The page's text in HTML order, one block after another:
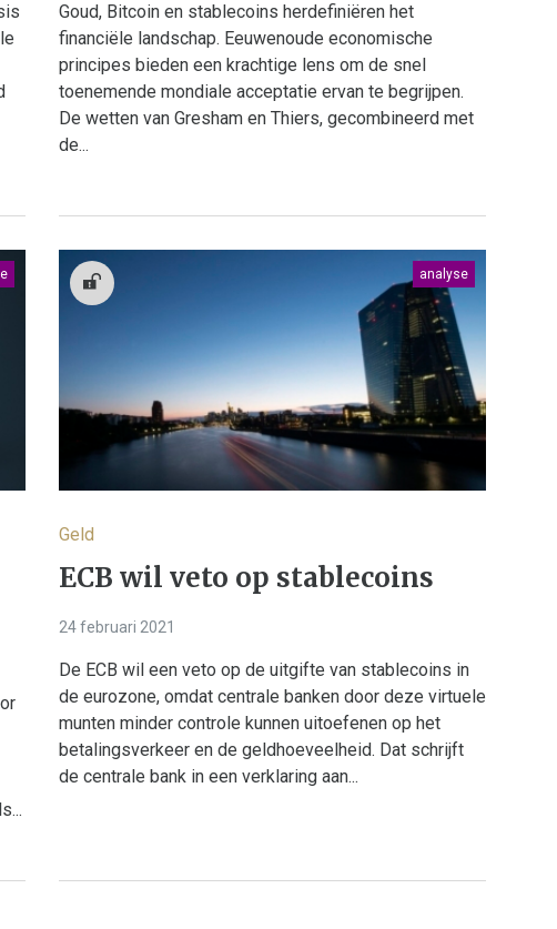
Goud, Bitcoin en stablecoins herdefiniëren het
financiële landschap. Eeuwenoude economische
principes bieden een krachtige lens om de snel
toenemende mondiale acceptatie ervan te begrijpen.
De wetten van Gresham en Thiers, gecombineerd met
de...
analyse
Geld
ECB wil veto op stablecoins
24 februari 2021
De ECB wil een veto op de uitgifte van stablecoins in
de eurozone, omdat centrale banken door deze virtuele
munten minder controle kunnen uitoefenen op het
betalingsverkeer en de geldhoeveelheid. Dat schrijft
de centrale bank in een verklaring aan...